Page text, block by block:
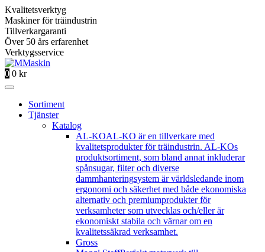
Kvalitetsverktyg
Maskiner för träindustrin
Tillverkargaranti
Över 50 års erfarenhet
Verktygsservice
0 0 kr
Sortiment
Tjänster
Katalog
AL-KOAL-KO är en tillverkare med
kvalitetsprodukter för träindustrin. AL-KOs
produktsortiment, som bland annat inkluderar
spånsugar, filter och diverse
dammhanteringsystem är världsledande inom
ergonomi och säkerhet med både ekonomiska
alternativ och premiumprodukter för
verksamheter som utvecklas och/eller är
ekonomiskt stabila och värnar om en
kvalitetssäkrad verksamhet.
Gross